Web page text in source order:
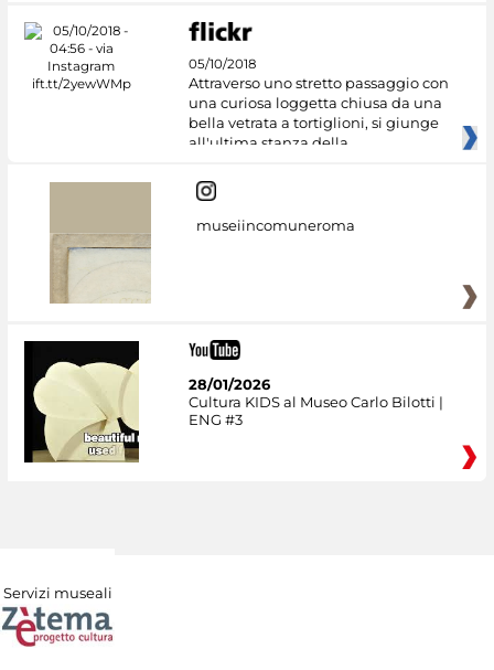
05/10/2018
Attraverso uno stretto passaggio con
una curiosa loggetta chiusa da una
bella vetrata a tortiglioni, si giunge
all'ultima stanza della
museiincomuneroma
28/01/2026
Cultura KIDS al Museo Carlo Bilotti |
ENG #3
Servizi museali